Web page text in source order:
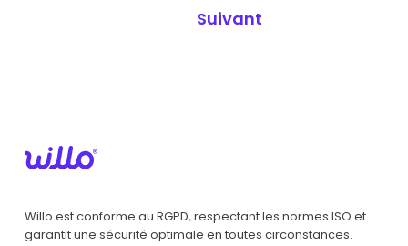
Suivant
Willo est conforme au RGPD, respectant les normes ISO et
garantit une sécurité optimale en toutes circonstances.